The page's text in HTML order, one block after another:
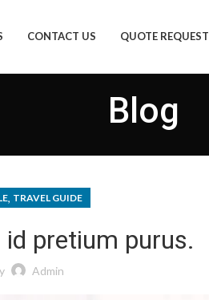
CONTACT US QUOTE REQUEST
Blog
, TRAVEL GUIDE
id pretium purus.
Admin